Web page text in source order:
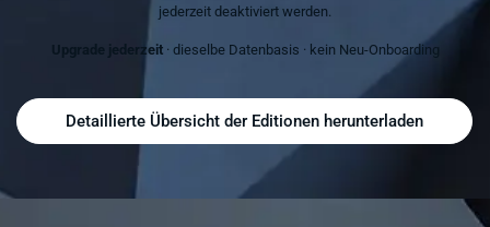
jederzeit deaktiviert werden.
Upgrade jederzeit· dieselbe Datenbasis · kein Neu-Onboarding
Detaillierte Übersicht der Editionen herunterladen